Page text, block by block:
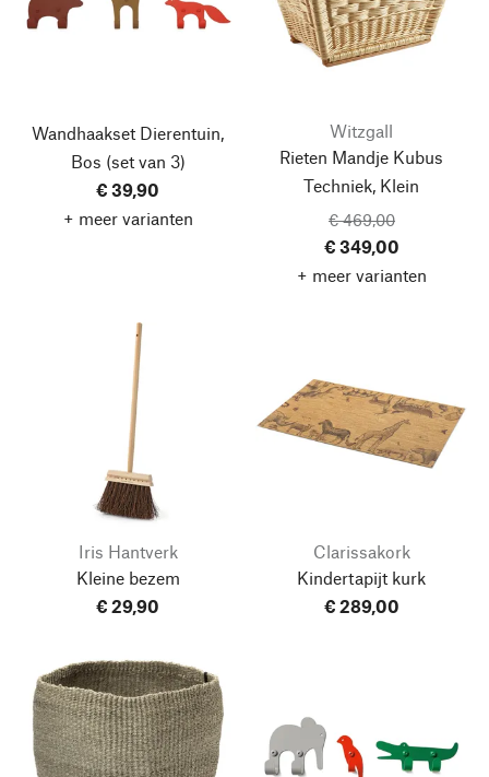
Wandhaakset Dierentuin,
Bos (set van 3)
€ 39,90
+ meer varianten
Witzgall
Rieten Mandje Kubus
Techniek, Klein
€ 469,00
€ 349,00
+ meer varianten
Iris Hantverk
Kleine bezem
€ 29,90
Clarissakork
Kindertapijt kurk
€ 289,00